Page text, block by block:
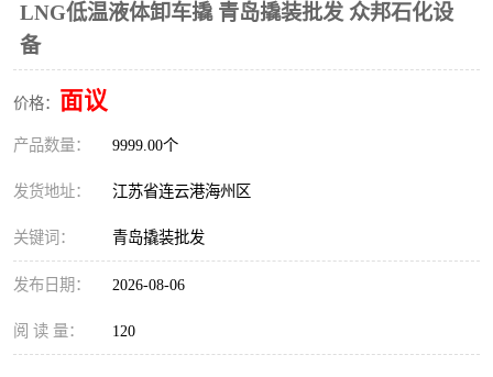
LNG低温液体卸车撬 青岛撬装批发 众邦石化设
备
价格： 面议
产品数量： 9999.00个
发货地址： 江苏省连云港海州区
关键词： 青岛撬装批发
发布日期： 2026-08-06
阅 读 量： 120